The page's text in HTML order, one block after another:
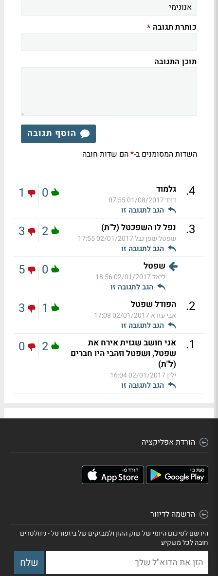
כותרת תגובה *
תוכן התגובה
הוסף תגובה
השדות המסומנים ב-*הם שדות חובה
4
. גלמוד
דויד01/08/2017 07:55
הגב לתגובה זו
0
1
3
. נפל לו השפכטל (ל"ת)
שפטל שפן נבל02/01/2017 17:55
הגב לתגובה זו
2
3
שפטל
ליאל02/01/2017 18:56
הגב לתגובה זו
0
5
2
. הפודל שפטל
אבי עזרא 02/01/2017 17:08
הגב לתגובה זו
1
3
1
.
אני חושב שגזית אירח את
שפטל, ושפטל וזהבי היו חברים
(ל"ת)
ילין02/01/2017 16:04
הגב לתגובה זו
2
0
הורדת אפליקציה
הרשמה לדיוור
הירשם לסיכום היומי של שוק ההון ולמבזקים של ביזפורטל - ניוזלטרים
חובה לכל משקיע